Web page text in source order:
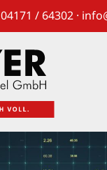
04171 / 64302 ·